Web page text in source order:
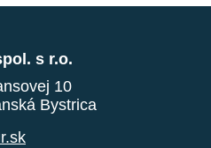
s r.o.
10
Bystrica